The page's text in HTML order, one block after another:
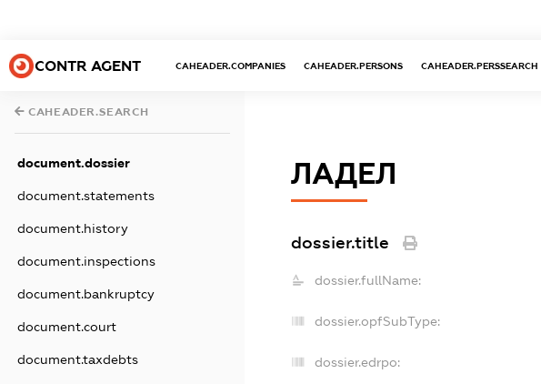
CONTR AGENT CAHEADER.COMPANIES CAHEADER.PERSONS CAHEADER.PERSSEARCH
CAHEADER.SEARCH
document.dossier
document.statements
document.history
document.inspections
document.bankruptcy
document.court
document.taxdebts
ЛАДЕЛ
dossier.title
dossier.fullName:
dossier.opfSubType:
dossier.edrpo: